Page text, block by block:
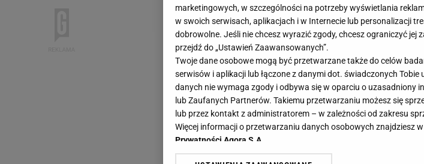
marketingowych, w szczególności na potrzeby wyświetlania
w swoich serwisach, aplikacjach i w Internecie lub personalizacji
dobrowolne. Jeśli nie chcesz wyrazić zgody, chcesz ograniczyć jej
przejdź do „Ustawień Zaawansowanych”.
Twoje dane osobowe mogą być przetwarzane także do celów
serwisów i aplikacji lub łączone z danymi dot. świadczonych
danych nie wymaga zgody i odbywa się w oparciu o uzasadniony
lub Zaufanych Partnerów. Takiemu przetwarzaniu możesz się
lub przez kontakt z administratorem – w zależności od zakresu
Więcej informacji o przetwarzaniu danych osobowych znajdziesz
Prywatności Agora S.A.